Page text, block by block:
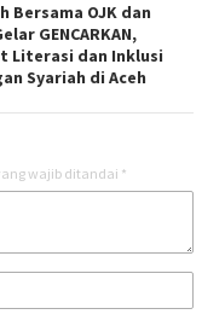
Bersama OJK dan
GENCARKAN,
Literasi dan Inklusi
Syariah di Aceh
wajib ditandai *